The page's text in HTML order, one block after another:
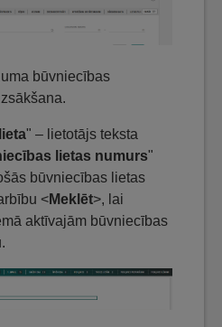
būvniecības
" – lietotājs teksta
lietas numurs"
būvniecības lietas
<Meklēt>, lai
aktīvajām būvniecības